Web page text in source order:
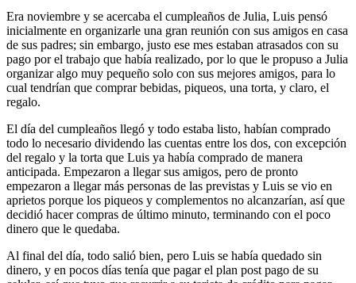
Era noviembre y se acercaba el cumpleaños de Julia, Luis pensó
inicialmente en organizarle una gran reunión con sus amigos en casa
de sus padres; sin embargo, justo ese mes estaban atrasados con su
pago por el trabajo que había realizado, por lo que le propuso a Julia
organizar algo muy pequeño solo con sus mejores amigos, para lo
cual tendrían que comprar bebidas, piqueos, una torta, y claro, el
regalo.
El día del cumpleaños llegó y todo estaba listo, habían comprado
todo lo necesario dividendo las cuentas entre los dos, con excepción
del regalo y la torta que Luis ya había comprado de manera
anticipada. Empezaron a llegar sus amigos, pero de pronto
empezaron a llegar más personas de las previstas y Luis se vio en
aprietos porque los piqueos y complementos no alcanzarían, así que
decidió hacer compras de último minuto, terminando con el poco
dinero que le quedaba.
Al final del día, todo salió bien, pero Luis se había quedado sin
dinero, y en pocos días tenía que pagar el plan post pago de su